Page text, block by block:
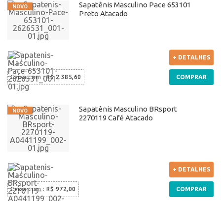
Sapatênis Masculino Pace 653101
Preto Atacado
Caixa com :R$ 2.385,60
+ DETALHES
COMPRAR
Sapatênis Masculino BRsport
2270119 Café Atacado
Caixa com : R$ 972,00
+ DETALHES
COMPRAR